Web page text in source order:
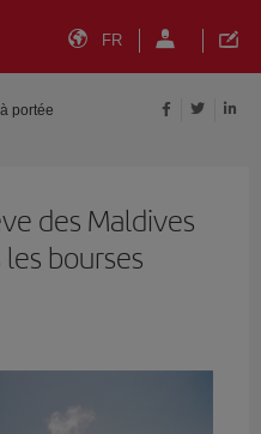
FR
portée
des Maldives
bourses